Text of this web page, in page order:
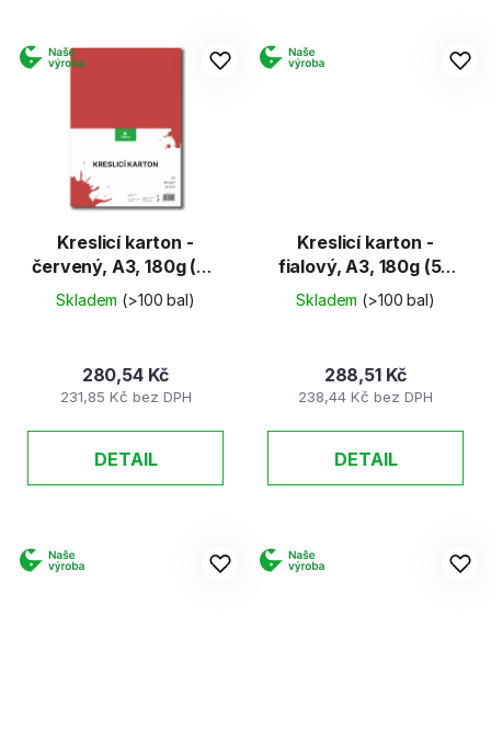
Kreslicí karton -
červený, A3, 180g (50
listů)
Skladem (>100 bal)
231,85 Kč bez DPH
280,54 Kč
DETAIL
Kreslicí karton -
fialový, A3, 180g (50
listů)
Skladem (>100 bal)
238,44 Kč bez DPH
288,51 Kč
DETAIL